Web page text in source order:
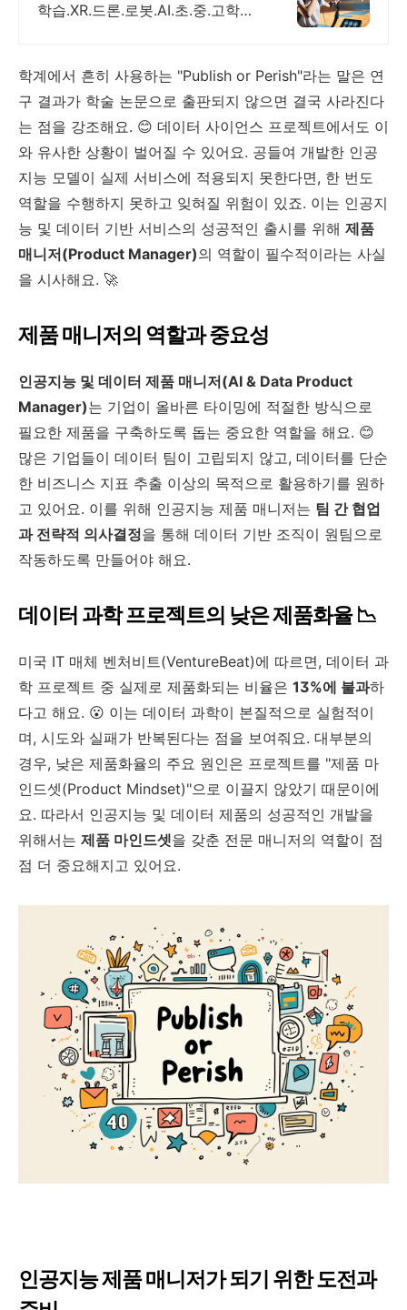
학습.XR.드론.로봇.AI.초.중.고학교.
솜사탕자전거발전기.뇌파체험
학계에서 흔히 사용하는 "Publish or Perish"라는 말은 연
구 결과가 학술 논문으로 출판되지 않으면 결국 사라진다
는 점을 강조해요. 😊 데이터 사이언스 프로젝트에서도 이
와 유사한 상황이 벌어질 수 있어요. 공들여 개발한 인공
지능 모델이 실제 서비스에 적용되지 못한다면, 한 번도
역할을 수행하지 못하고 잊혀질 위험이 있죠. 이는 인공지
능 및 데이터 기반 서비스의 성공적인 출시를 위해 제품
매니저(Product Manager)의 역할이 필수적이라는 사실
을 시사해요. 🚀
제품 매니저의 역할과 중요성
인공지능 및 데이터 제품 매니저(AI & Data Product
Manager)는 기업이 올바른 타이밍에 적절한 방식으로
필요한 제품을 구축하도록 돕는 중요한 역할을 해요. 😊
많은 기업들이 데이터 팀이 고립되지 않고, 데이터를 단순
한 비즈니스 지표 추출 이상의 목적으로 활용하기를 원하
고 있어요. 이를 위해 인공지능 제품 매니저는 팀 간 협업
과 전략적 의사결정을 통해 데이터 기반 조직이 원팀으로
작동하도록 만들어야 해요.
데이터 과학 프로젝트의 낮은 제품화율 📉
미국 IT 매체 벤처비트(VentureBeat)에 따르면, 데이터 과
학 프로젝트 중 실제로 제품화되는 비율은 13%에 불과하
다고 해요. 😮 이는 데이터 과학이 본질적으로 실험적이
며, 시도와 실패가 반복된다는 점을 보여줘요. 대부분의
경우, 낮은 제품화율의 주요 원인은 프로젝트를 "제품 마
인드셋(Product Mindset)"으로 이끌지 않았기 때문이에
요. 따라서 인공지능 및 데이터 제품의 성공적인 개발을
위해서는 제품 마인드셋을 갖춘 전문 매니저의 역할이 점
점 더 중요해지고 있어요.
인공지능 제품 매니저가 되기 위한 도전과